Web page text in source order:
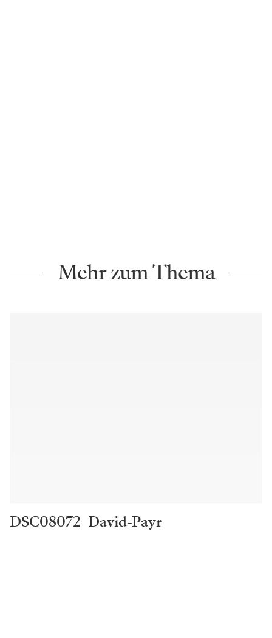
Mehr zum Thema
DSC08072_David-Payr